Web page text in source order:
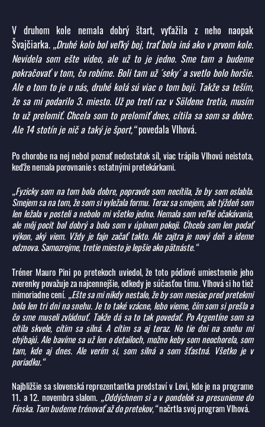
V druhom kole nemala dobrý štart, vyťažila z neho naopak
Švajčiarka. „Druhé kolo bol veľký boj, trať bola iná ako v prvom kole.
Nevidela som ešte video, ale už to je jedno. Sme tam a budeme
pokračovať v tom, čo robíme. Boli tam už ´seky´ a svetlo bolo horšie.
Ale o tom to je u nás, druhé kolá sú viac o tom boji. Takže sa teším,
že sa mi podarilo 3. miesto. Už po tretí raz v Söldene tretia, musím
to už prelomiť. Chcela som to prelomiť dnes, cítila sa som sa dobre.
Ale 14 stotín je nič a taký je šport,“povedala Vlhová.
Po chorobe na nej nebol poznať nedostatok síl, viac trápila Vlhovú neistota,
keďže nemala porovnanie s ostatnými pretekárkami.
„Fyzicky som na tom bola dobre, popravde som necítila, že by som oslabla.
Smejem sa na tom, že som si vyležala formu. Teraz sa smejem, ale týždeň som
len ležala v posteli a nebolo mi všetko jedno. Nemala som veľké očakávania,
ale môj pocit bol dobrý a bola som v úplnom pokoji. Chcela som len podať
výkon, aký viem. Vždy je fajn začať takto. Ale zajtra je nový deň a ideme
odznova. Samozrejme, tretie miesto je lepšie ako pätnáste.“
Tréner Mauro Pini po pretekoch uviedol, že toto pódiové umiestnenie jeho
zverenky považuje za najcennejšie, odkedy je súčasťou tímu. Vlhová si ho tiež
mimoriadne cení. „Ešte sa mi nikdy nestalo, že by som mesiac pred pretekmi
bola len tri dni na snehu. Je to také vzácne, lebo vieme, čím som si prešla a
čo sme museli zvládnuť. Takže dá sa to tak povedať. Po Argentíne som sa
cítila skvele, cítim sa silná. A cítim sa aj teraz. No tie dni na snehu mi
chýbajú. Ale bavíme sa už len o detailoch, možno keby som neochorela, som
tam, kde aj dnes. Ale verím si, som silná a som šťastná. Všetko je v
poriadku.“
Najbližšie sa slovenská reprezentantka predstaví v Levi, kde je na programe
11. a 12. novembra slalom. „Oddýchnem si a v pondelok sa presunieme do
Fínska. Tam budeme trénovať až do pretekov,“načrtla svoj program Vlhová.